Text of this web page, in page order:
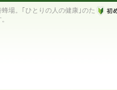
場。｢ひとりの人の健康｣のた